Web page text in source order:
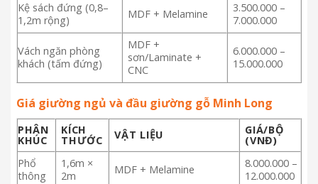
Kệ sách đứng (0,8–
1,2m rộng)
MDF + Melamine
3.500.000 –
7.000.000
Vách ngăn phòng
khách (tấm đứng)
MDF +
sơn/Laminate +
CNC
6.000.000 –
15.000.000
Giá giường ngủ và đầu giường gỗ Minh Long
PHÂN
KHÚC
KÍCH
THƯỚC VẬT LIỆU GIÁ/BỘ
(VNĐ)
Phổ
thông
1,6m ×
2m
MDF + Melamine
8.000.000 –
12.000.000